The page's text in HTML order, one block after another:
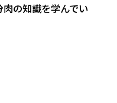
の知識を学んでい